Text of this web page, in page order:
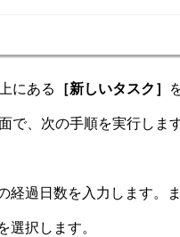
にある ［新しいタスク］
で、次の手順を実行します
経過日数を入力します。
選択します。